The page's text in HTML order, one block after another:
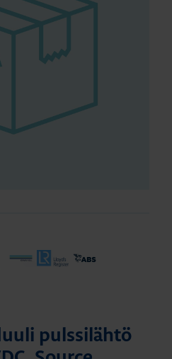
pulssilähtö